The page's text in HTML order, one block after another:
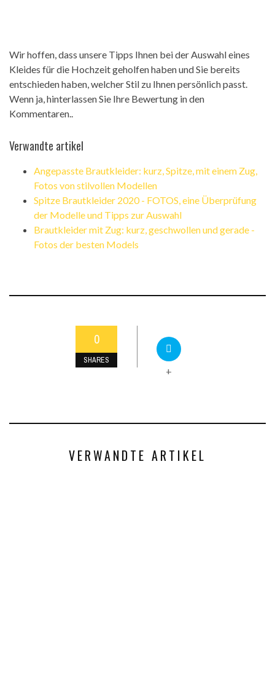
Wir hoffen, dass unsere Tipps Ihnen bei der Auswahl eines
Kleides für die Hochzeit geholfen haben und Sie bereits
entschieden haben, welcher Stil zu Ihnen persönlich passt.
Wenn ja, hinterlassen Sie Ihre Bewertung in den
Kommentaren..
Verwandte artikel
Angepasste Brautkleider: kurz, Spitze, mit einem Zug,
Fotos von stilvollen Modellen
Spitze Brautkleider 2020 - FOTOS, eine Überprüfung
der Modelle und Tipps zur Auswahl
Brautkleider mit Zug: kurz, geschwollen und gerade -
Fotos der besten Models
0
SHARES
+
VERWANDTE ARTIKEL